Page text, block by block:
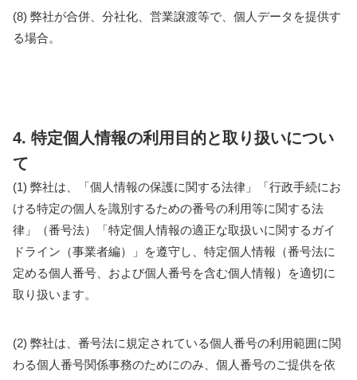
(8) 弊社が合併、分社化、営業譲渡等で、個人データを提供す
る場合。
4. 特定個人情報の利用目的と取り扱いについ
て
(1) 弊社は、「個人情報の保護に関する法律」「行政手続にお
ける特定の個人を識別するための番号の利用等に関する法
律」（番号法）「特定個人情報の適正な取扱いに関するガイ
ドライン（事業者編）」を遵守し、特定個人情報（番号法に
定める個人番号、および個人番号を含む個人情報）を適切に
取り扱います。
(2) 弊社は、番号法に規定されている個人番号の利用範囲に関
わる個人番号関係事務のためにのみ、個人番号のご提供を依